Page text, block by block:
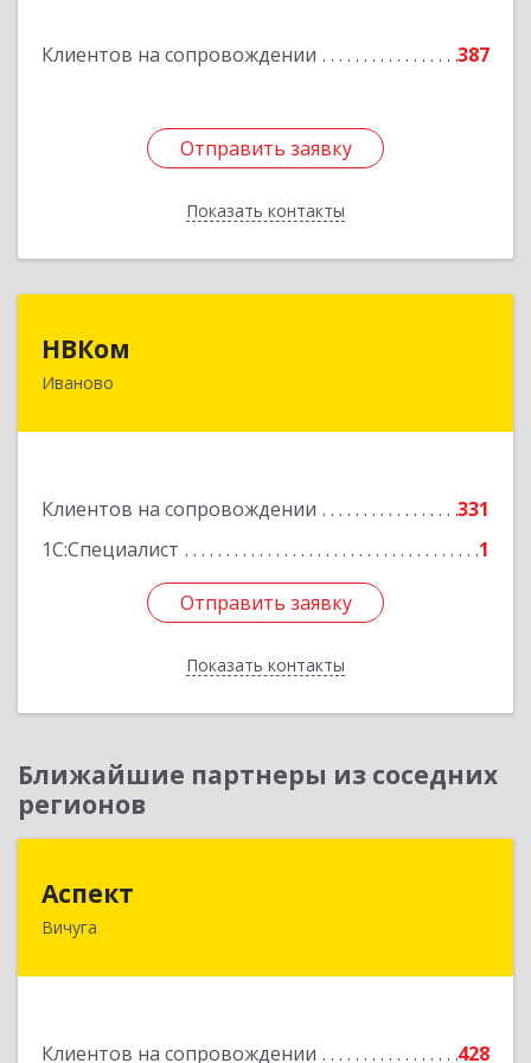
Клиентов на сопровождении 387
Отправить заявку
Показать контакты
Отправить заявку
Назад
НВКом
Иваново
Клиентов на сопровождении
331
1С:Специалист
1
Отправить заявку
Показать контакты
153000, Ивановская обл, Иваново г, Аптечный
Отправить заявку
Назад
Ближайшие партнеры из соседних
регионов
Аспект
Вичуга
Клиентов на сопровождении 428
155331, Ивановская обл, Вичугский р-н, Вичуга